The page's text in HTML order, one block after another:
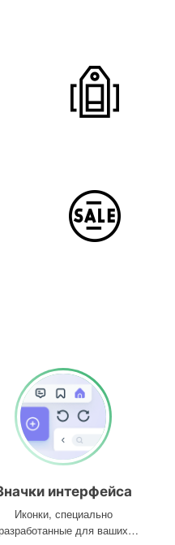
интерфейса
Иконки, специально
для ваших